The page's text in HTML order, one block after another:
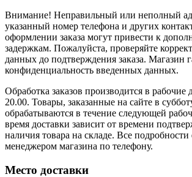
Внимание! Неправильный или неполный
указанный номер телефона и других
оформлении заказа могут привести к
задержкам. Пожалуйста, проверяйте
данных до подтверждения заказа. Магазин
конфиденциальность введенных данных.
Обработка заказов производится в рабочие
20.00. Товары, заказанные на сайте в
обрабатываются в течение следующей
время доставки зависит от времени
наличия товара на складе. Все
менеджером магазина по телефону.
Место доставки